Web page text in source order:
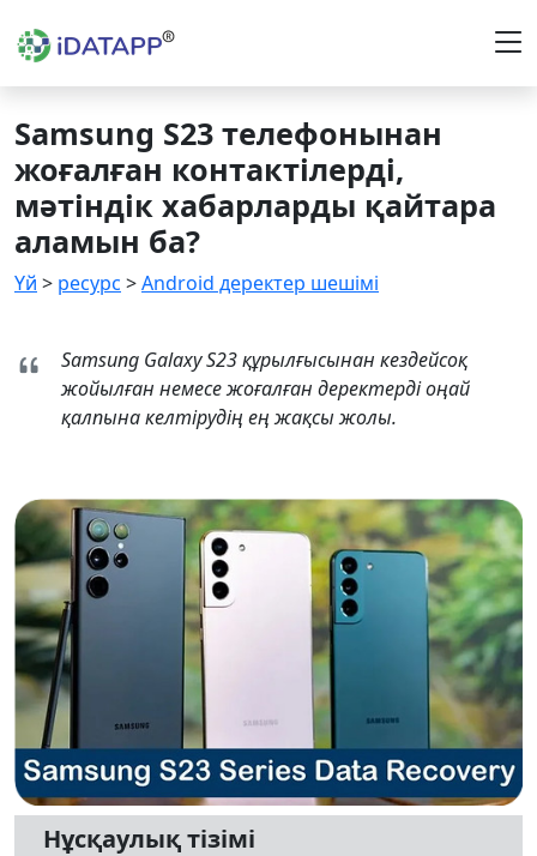
Samsung S23 телефонынан
жоғалған контактілерді,
мәтіндік хабарларды қайтара
аламын ба?
Үй > ресурс >Android деректер шешімі
Samsung Galaxy S23 құрылғысынан кездейсоқ
жойылған немесе жоғалған деректерді оңай
қалпына келтірудің ең жақсы жолы.
Нұсқаулық тізімі